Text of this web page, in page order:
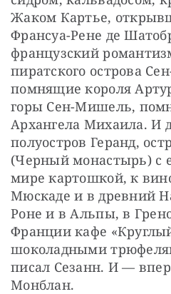
Жаком Картье,
Франсуа-Рене де
французский
пиратского острова
помнящие короля
горы Сен-Мишель,
Архангела Михаила. И
полуостров Геранд,
(Черный монастырь) с
мире картошкой, к
Мюскаде и в древний
Роне и в Альпы, в
Франции кафе
шоколадными
писал Сезанн. И —
Монблан.